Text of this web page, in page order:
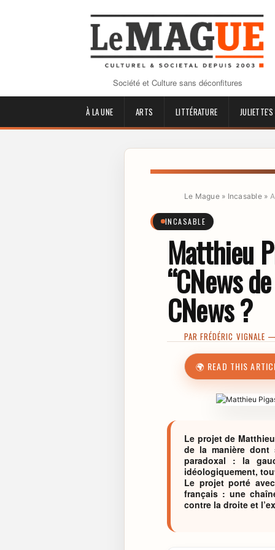
Société et Culture sans déconfitures
À LA UNE ARTS LITTÉRATURE
Le Mague» Incasable»
INCASABLE
Matthieu
“CNews
CNews ?
PARFRÉDÉRIC VIGNALE —
🌍 READ THIS
Le projet de
de la manière dont
paradoxal : la
idéologiquement,
Le projet porté
français : une
contre la droite et